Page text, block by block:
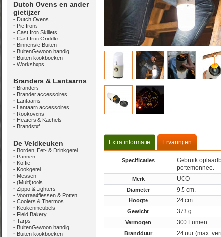
Dutch Ovens en ander
gietijzer
Dutch Ovens
Pie Irons
Cast Iron Skillets
Cast Iron Griddle
Binnenste Buiten
BuitenGewoon handig
Buiten kookboeken
Workshops
Branders & Lantaarns
Branders
Brander accessoires
Lantaarns
Lantaarn accessoires
Rookovens
Heaters & Kachels
Brandstof
De Veldkeuken
Borden, Eet- & Drinkgerei
Pannen
Koffie
Kookgerei
Messen
(Multi)tools
Zippo & Lighters
Voorraadflessen & Potten
Coolers & Thermos
Keukenmeubels
Field Bakery
Tarps
BuitenGewoon handig
Buiten kookboeken
Extra informatie Ervaringen
Specificaties
Gebruik
portemonnee.
Merk UCO
Diameter 9.5 cm.
Hoogte 24 cm.
Gewicht 373 g.
Vermogen 300 Lumen
Brandduur 24 uur (max.